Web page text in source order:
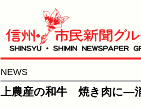
NEWS
上農産の和牛 焼き肉に—